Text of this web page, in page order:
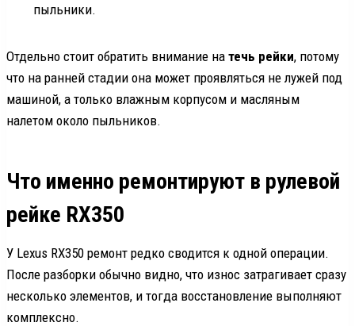
пыльники.
Отдельно стоит обратить внимание на течь рейки, потому
что на ранней стадии она может проявляться не лужей под
машиной, а только влажным корпусом и масляным
налетом около пыльников.
Что именно ремонтируют в рулевой
рейке RX350
У Lexus RX350 ремонт редко сводится к одной операции.
После разборки обычно видно, что износ затрагивает сразу
несколько элементов, и тогда восстановление выполняют
комплексно.